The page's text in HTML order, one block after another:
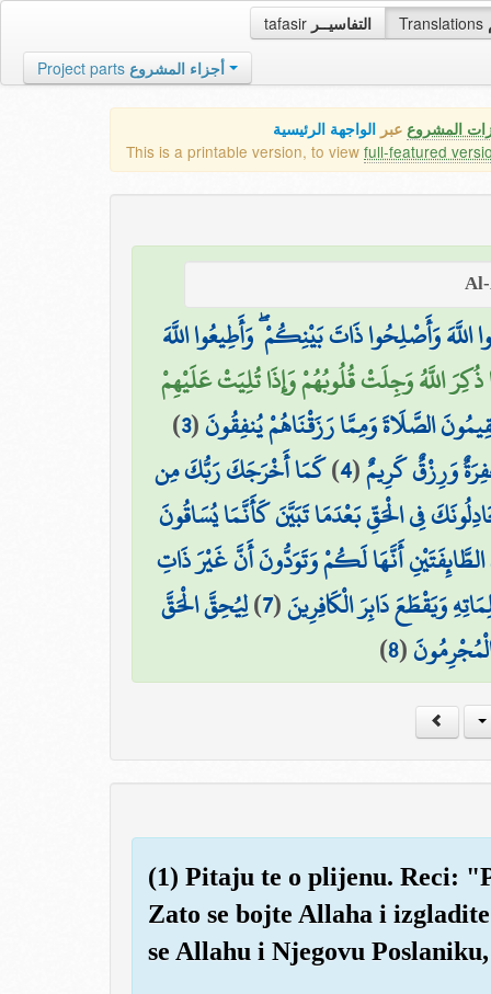
tafasir التفاسيــر Translations
Project parts أجزاء المشروع
المشروع عبر الواجهة الرئيسية
This is a printable version, to view full-featured
اللَّهَ وَأَصْلِحُوا ذَاتَ بَيْنِكُمْ ۖ وَأَطِيعُوا اللَّهَ
ذُكِرَ اللَّهُ وَجِلَتْ قُلُوبُهُمْ وَإِذَا تُلِيَتْ عَلَيْهِمْ
الصَّلَاةَ وَمِمَّا رَزَقْنَاهُمْ يُنفِقُونَ(
3
)
وَرِزْقٌ كَرِيمٌ(
4
)كَمَا أَخْرَجَكَ رَبُّكَ مِن
فِي الْحَقِّ بَعْدَمَا تَبَيَّنَ كَأَنَّمَا يُسَاقُونَ
أَنَّهَا لَكُمْ وَتَوَدُّونَ أَنَّ غَيْرَ ذَاتِ
وَيَقْطَعَ دَابِرَ الْكَافِرِينَ(
7
)لِيُحِقَّ الْحَقَّ
(
8
)
(1) Pitaju te o plijenu. Reci:
Zato se bojte Allaha i
se Allahu i Njegovu